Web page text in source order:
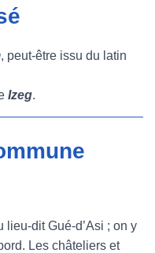
, peut-être issu du latin
Izeg.
dit Gué-d’Asi ; on y
Les châteliers et